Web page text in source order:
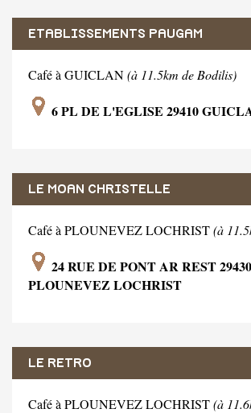
ETABLISSEMENTS PAUGAM
Café à GUICLAN(à 11.5km de Bodilis)
6 PL DE L'EGLISE 29410
LE MOAN CHRISTELLE
Café à PLOUNEVEZ LOCHRIST(à
24 RUE DE PONT AR REST 29430
PLOUNEVEZ LOCHRIST
LE RETRO
Café à PLOUNEVEZ LOCHRIST(à